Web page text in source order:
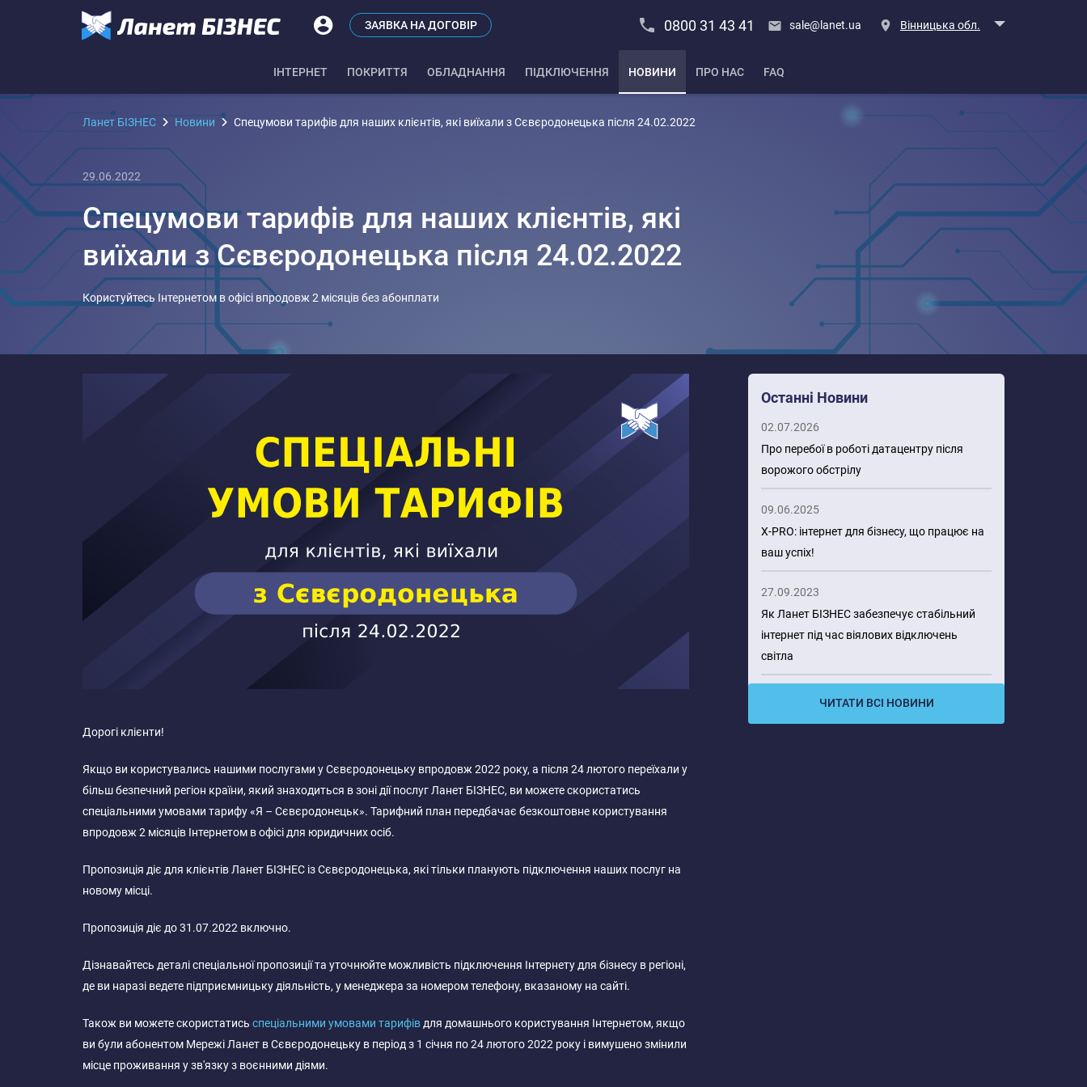
ЗАЯВКА НА ДОГОВІР 0800 31 43 41 sale@lanet.ua Вінницька обл.
IНТЕРНЕТ ПОКРИТТЯ ОБЛАДНАННЯ ПІДКЛЮЧЕННЯ НОВИНИ ПРО НАС FAQ
Ланет БІЗНЕС Новини Спецумови тарифів для наших клієнтів, які виїхали з Сєвєродонецька після 24.02.2022
29.06.2022
Спецумови тарифів для наших клієнтів, які
виїхали з Сєвєродонецька після 24.02.2022
Користуйтесь Інтернетом в офісі впродовж 2 місяців без абонплати
Дорогі клієнти!
Якщо ви користувались нашими послугами у Сєвєродонецьку впродовж 2022 року, а після 24 лютого переїхали у
більш безпечний регіон країни, який знаходиться в зоні дії послуг Ланет БІЗНЕС, ви можете скористатись
спеціальними умовами тарифу «Я – Сєвєродонецьк». Тарифний план передбачає безкоштовне користування
впродовж 2 місяців Інтернетом в офісі для юридичних осіб.
Пропозиція діє для клієнтів Ланет БІЗНЕС із Сєвєродонецька, які тільки планують підключення наших послуг на
новому місці.
Пропозиція діє до 31.07.2022 включно.
Дізнавайтесь деталі спеціальної пропозиції та уточнюйте можливість підключення Інтернету для бізнесу в регіоні,
де ви наразі ведете підприємницьку діяльність, у менеджера за номером телефону, вказаному на сайті.
Також ви можете скористатись спеціальними умовами тарифів для домашнього користування Інтернетом, якщо
ви були абонентом Мережі Ланет в Сєвєродонецьку в період з 1 січня по 24 лютого 2022 року і вимушено змінили
місце проживання у зв'язку з воєнними діями.
Останні Новини
02.07.2026
Про перебої в роботі датацентру після
ворожого обстрілу
09.06.2025
X-PRO: інтернет для бізнесу, що працює на
ваш успіх!
27.09.2023
Як Ланет БІЗНЕС забезпечує стабільний
інтернет під час віялових відключень
світла
ЧИТАТИ ВСІ НОВИНИ